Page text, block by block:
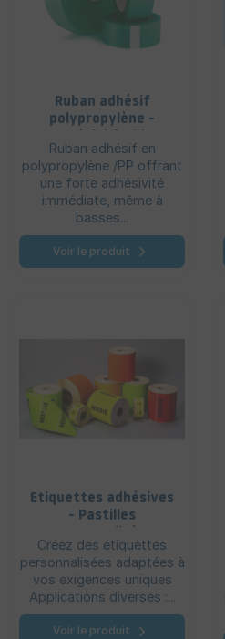
Ruban adhésif
polypropylène -
Ruban adhésif en
polypropylène /PP offrant
une forte adhésivité
immédiate, même à
basses...
Voir le produit
Etiquettes adhésives
- Pastilles
Créez des étiquettes
personnalisées adaptées à
vos exigences uniques
Applications diverses :...
Voir le produit